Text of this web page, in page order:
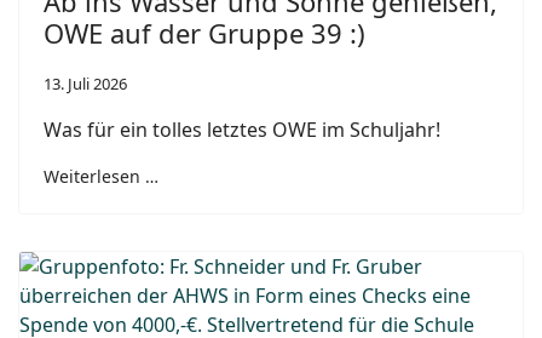
OWE auf der Gruppe 39 :)
13. Juli 2026
Was für ein tolles letztes OWE im Schuljahr!
Weiterlesen …